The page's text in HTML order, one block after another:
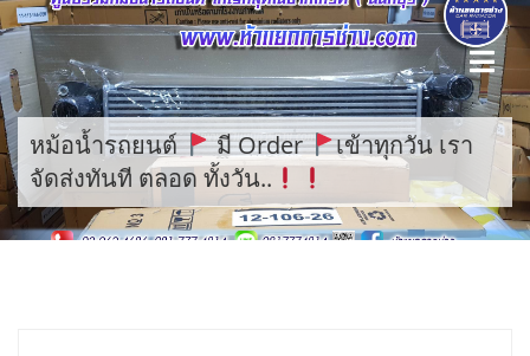
Skip
to
content
หม้อน้ำรถยนต์ มี Order
เข้าทุกวัน เรา
จัดส่งทันที ตลอด ทั้งวัน..